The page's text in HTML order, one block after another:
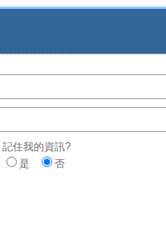
記住我的資訊?
是
否